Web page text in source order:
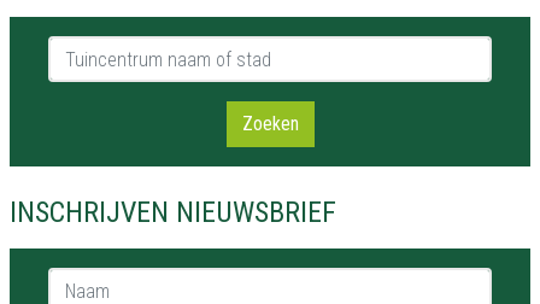
Tuincentrum naam of stad
Zoeken
INSCHRIJVEN NIEUWSBRIEF
Naam *